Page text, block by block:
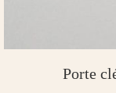
Porte